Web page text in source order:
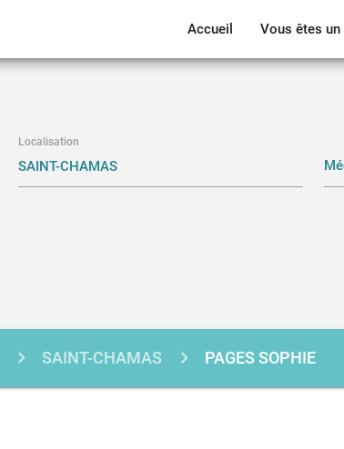
Accueil Vous êtes
Localisation
SAINT-CHAMAS PAGES SOPHIE